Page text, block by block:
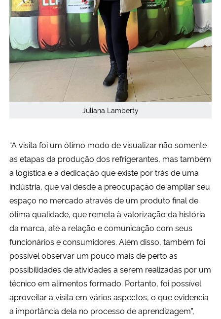
Juliana Lamberty
“A visita foi um ótimo modo de visualizar não somente
as etapas da produção dos refrigerantes, mas também
a logística e a dedicação que existe por trás de uma
indústria, que vai desde a preocupação de ampliar seu
espaço no mercado através de um produto final de
ótima qualidade, que remeta à valorização da história
da marca, até a relação e comunicação com seus
funcionários e consumidores. Além disso, também foi
possível observar um pouco mais de perto as
possibilidades de atividades a serem realizadas por um
técnico em alimentos formado. Portanto, foi possível
aproveitar a visita em vários aspectos, o que evidencia
a importância dela no processo de aprendizagem”,